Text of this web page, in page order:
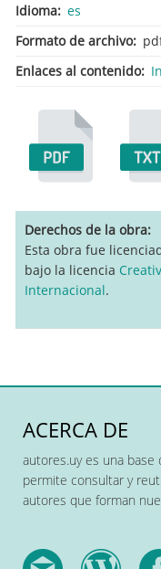
Idioma es
Formato de archivo
Enlaces al contenido
Derechos de la obra
Esta obra fue
bajo la licencia
Internacional.
ACERCA DE
autores.uy es una
permite consultar y
autores que forman